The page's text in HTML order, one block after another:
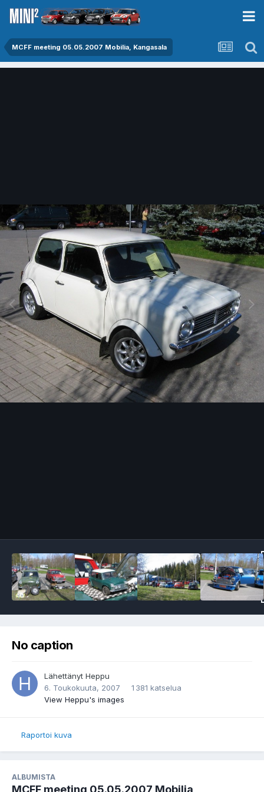
MCFF meeting 05.05.2007 Mobilia, Kangasala
No caption
Lähettänyt Heppu
6. Toukokuuta, 2007
1 381 katselua
View Heppu's images
Raportoi kuva
ALBUMISTA
MCFF meeting 05.05.2007 Mobilia,